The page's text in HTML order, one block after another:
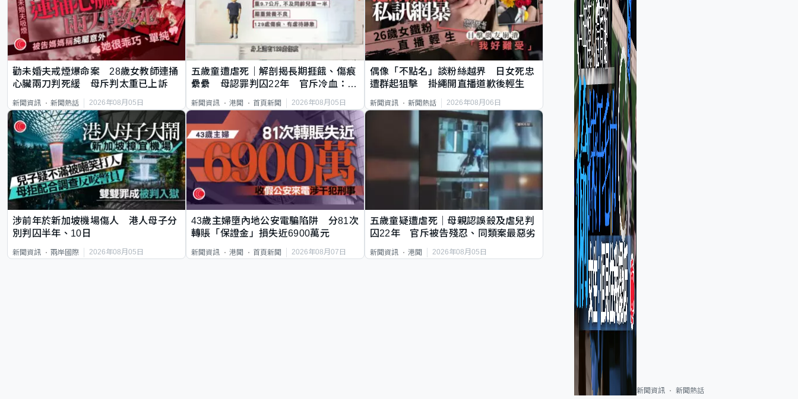
勸未婚夫戒煙爆命案 28歲女教師連捅
心臟兩刀判死緩 母斥判太重已上訴
新聞資訊 新聞熱話 2026年08月05日
五歲童遭虐死｜解剖揭長期捱餓、傷痕
纍纍 母認罪判囚22年 官斥冷血：同
新聞資訊 港聞 首頁新聞 2026年08月05日
偶像「不點名」談粉絲越界 日女死忠
遭群起狙擊 掛繩開直播道歉後輕生
新聞資訊 新聞熱話 2026年08月06日
涉前年於新加坡機場傷人 港人母子分
別判囚半年、10日
新聞資訊 兩岸國際 2026年08月05日
43歲主婦墮內地公安電騙陷阱 分81次
轉賬「保證金」損失近6900萬元
新聞資訊 港聞 首頁新聞 2026年08月07日
五歲童疑遭虐死｜母親認誤殺及虐兒判
囚22年 官斥被告殘忍、同類案最惡劣
新聞資訊 港聞 2026年08月05日
新聞資訊 新聞熱話